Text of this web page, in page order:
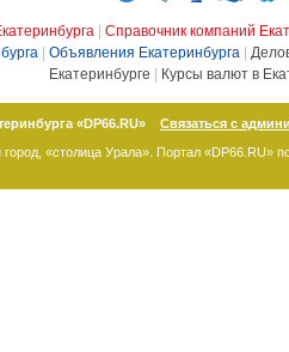
Справочник компаний
Объявления Екатеринбурга
Екатеринбурге
Курсы валют в
«DP66.RU»
Связаться с
город, «столица Урала». Портал «DP66.RU»